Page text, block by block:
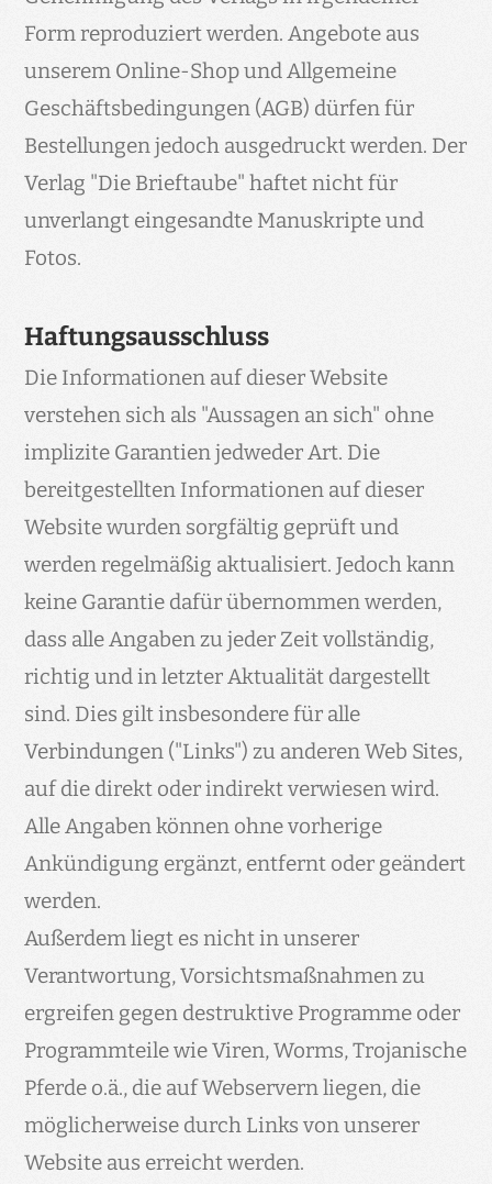
Form reproduziert werden. Angebote aus
unserem Online-Shop und Allgemeine
Geschäftsbedingungen (AGB) dürfen für
Bestellungen jedoch ausgedruckt werden. Der
Verlag "Die Brieftaube" haftet nicht für
unverlangt eingesandte Manuskripte und
Fotos.
Haftungsausschluss
Die Informationen auf dieser Website
verstehen sich als "Aussagen an sich" ohne
implizite Garantien jedweder Art. Die
bereitgestellten Informationen auf dieser
Website wurden sorgfältig geprüft und
werden regelmäßig aktualisiert. Jedoch kann
keine Garantie dafür übernommen werden,
dass alle Angaben zu jeder Zeit vollständig,
richtig und in letzter Aktualität dargestellt
sind. Dies gilt insbesondere für alle
Verbindungen ("Links") zu anderen Web Sites,
auf die direkt oder indirekt verwiesen wird.
Alle Angaben können ohne vorherige
Ankündigung ergänzt, entfernt oder geändert
werden.
Außerdem liegt es nicht in unserer
Verantwortung, Vorsichtsmaßnahmen zu
ergreifen gegen destruktive Programme oder
Programmteile wie Viren, Worms, Trojanische
Pferde o.ä., die auf Webservern liegen, die
möglicherweise durch Links von unserer
Website aus erreicht werden.